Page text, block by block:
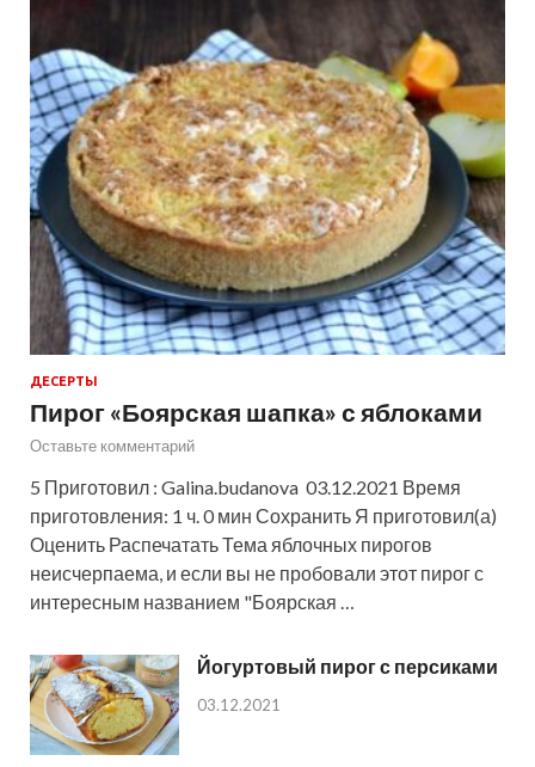
ДЕСЕРТЫ
Пирог «Боярская шапка» с яблоками
Оставьте комментарий
5 Приготовил : Galina.budanova 03.12.2021 Время
приготовления: 1 ч. 0 мин Сохранить Я приготовил(а)
Оценить Распечатать Тема яблочных пирогов
неисчерпаема, и если вы не пробовали этот пирог с
интересным названием "Боярская …
Йогуртовый пирог с персиками
03.12.2021